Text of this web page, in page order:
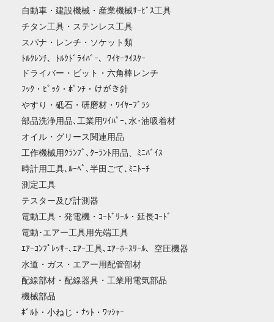
自動車・建設機械・産業機械ｻｰﾋﾞｽ工具
チタン工具・ステンレス工具
スパナ・レンチ・ソケット類
ﾄﾙｸﾚﾝﾁ、ﾄﾙｸﾄﾞﾗｲﾊﾞｰ、ﾜｲﾔｰﾂｲｽﾀｰ
ドライバー・ビット・六角棒レンチ
ﾌｯｸ・ﾋﾟｯｸ・ﾎﾟﾝﾁ・けがき針
やすり・砥石・研磨材・ﾜｲﾔｰﾌﾞﾗｼ
部品洗浄用品､工業用ﾜｲﾊﾟｰ､水･油吸着材
オイル・グリース関連用品
工作機械用ｸﾗﾝﾌﾟ､ｸｰﾗﾝﾄ用品、ﾐﾆﾊﾞｲｽ
時計用工具､ﾙｰﾍﾟ､半田ごて､ﾐﾆﾄｰﾁ
測定工具
テスター及び計測器
電動工具・発電機・ｺｰﾄﾞﾘｰﾙ・延長ｺｰﾄﾞ
電動･エアー工具用先端工具
ｴｱｰｺﾝﾌﾟﾚｯｻｰ､ｴｱｰ工具､ｴｱｰﾎｰｽﾘｰﾙ、空圧機器
水道・ガス・エアー用配管部材
配線部材・配線器具・工業用電気部品
機械部品
ﾎﾞﾙﾄ・小ねじ・ﾅｯﾄ・ﾜｯｼｬｰ